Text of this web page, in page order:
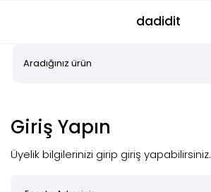
dadidit
Giriş Yapın
Üyelik bilgilerinizi girip giriş yapabilirsiniz.